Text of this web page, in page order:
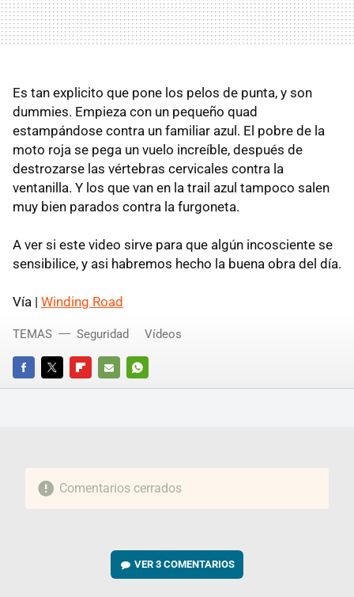
Es tan explicito que pone los pelos de punta, y son
dummies. Empieza con un pequeño quad
estampándose contra un familiar azul. El pobre de la
moto roja se pega un vuelo increíble, después de
destrozarse las vértebras cervicales contra la
ventanilla. Y los que van en la trail azul tampoco salen
muy bien parados contra la furgoneta.
A ver si este video sirve para que algún incosciente se
sensibilice, y asi habremos hecho la buena obra del día.
Vía | Winding Road
FACEBOOKTWITTERFLIPBOARD
E-
WHATSAPP
TEMAS Seguridad Vídeos
Comentarios cerrados
VER3 COMENTARIOS